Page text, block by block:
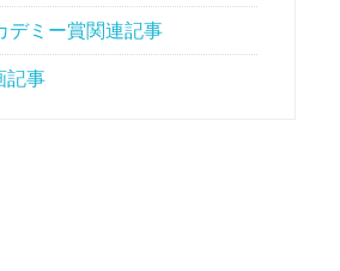
デミー賞関連記事
記事